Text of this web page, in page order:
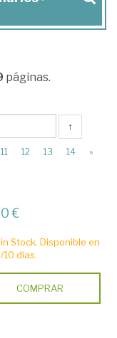
páginas.
↑
11 12 13 14 »
€
Stock. Disponible en
10 días.
COMPRAR